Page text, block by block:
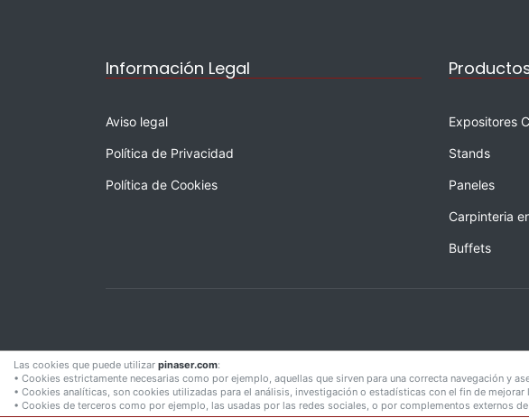
Las cookies que puede utilizar pinaser.com:
• Cookies estrictamente necesarias como por ejemplo, aquellas que sirven para una correcta navegación y
• Cookies analíticas, son cookies utilizadas para el análisis, investigación o estadísticas con el fin de
• Cookies de terceros como por ejemplo, las usadas por las redes sociales, o por complementos externos
Información Legal
Aviso legal
Política de Privacidad
Política de Cookies
Expositores
Stands
Paneles
Carpinteria
Buffets